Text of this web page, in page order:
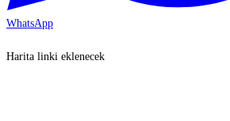
WhatsApp
Harita linki eklenecek